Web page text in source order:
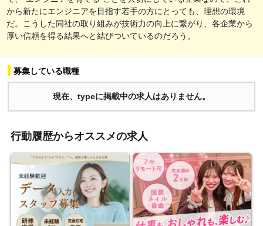
から新たにエンジニアを目指す若手の方にとっても、理想の環境
だ。こうした同社の取り組みが技術力の向上に繋がり、各企業から
厚い信頼を得る結果へと結びついているのだろう。
募集している職種
現在、typeに掲載中の求人はありません。
行動履歴からオススメの求人